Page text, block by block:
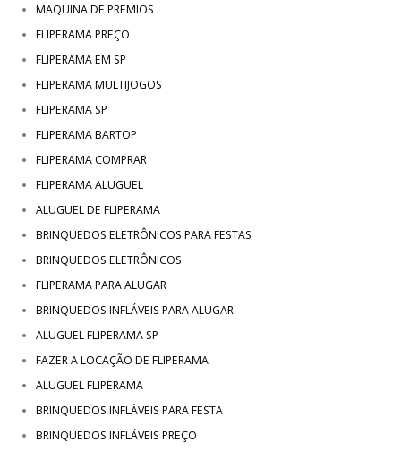
MAQUINA DE PREMIOS
FLIPERAMA PREÇO
FLIPERAMA EM SP
FLIPERAMA MULTIJOGOS
FLIPERAMA SP
FLIPERAMA BARTOP
FLIPERAMA COMPRAR
FLIPERAMA ALUGUEL
ALUGUEL DE FLIPERAMA
BRINQUEDOS ELETRÔNICOS PARA FESTAS
BRINQUEDOS ELETRÔNICOS
FLIPERAMA PARA ALUGAR
BRINQUEDOS INFLÁVEIS PARA ALUGAR
ALUGUEL FLIPERAMA SP
FAZER A LOCAÇÃO DE FLIPERAMA
ALUGUEL FLIPERAMA
BRINQUEDOS INFLÁVEIS PARA FESTA
BRINQUEDOS INFLÁVEIS PREÇO